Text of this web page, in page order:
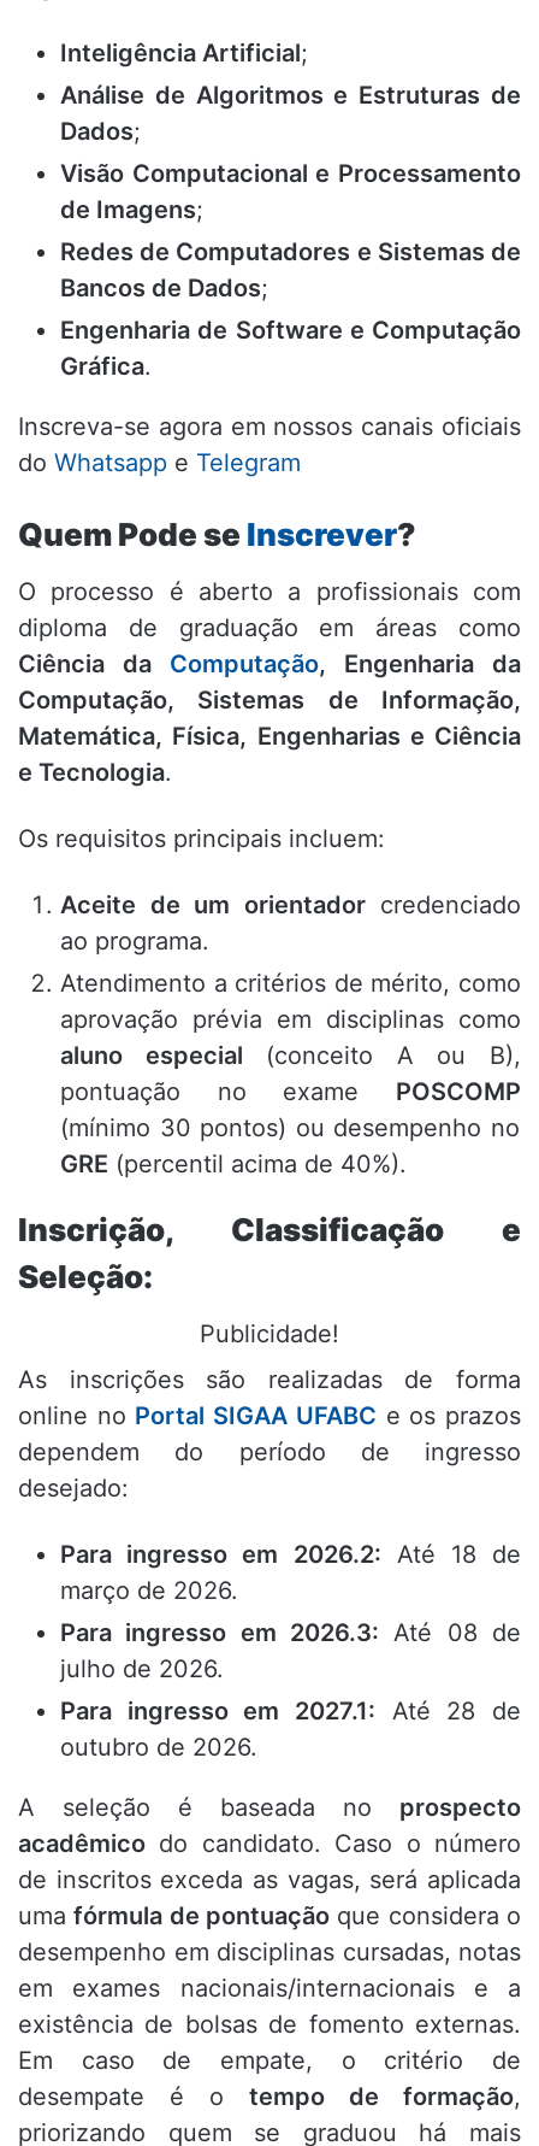
Inteligência Artificial;
Análise de Algoritmos e Estruturas de
Dados;
Visão Computacional e Processamento
de Imagens;
Redes de Computadores e Sistemas de
Bancos de Dados;
Engenharia de Software e Computação
Gráfica.
Inscreva-se agora em nossos canais oficiais
do Whatsapp e Telegram
Quem Pode se Inscrever?
O processo é aberto a profissionais com
diploma de graduação em áreas como
Ciência da Computação, Engenharia da
Computação, Sistemas de Informação,
Matemática, Física, Engenharias e Ciência
e Tecnologia.
Os requisitos principais incluem:
Aceite de um orientadorcredenciado
ao programa.
Atendimento a critérios de mérito, como
aprovação prévia em disciplinas como
aluno especial (conceito A ou B),
pontuação no exame POSCOMP
(mínimo 30 pontos) ou desempenho no
GRE (percentil acima de 40%).
Inscrição, Classificação e
Seleção:
Publicidade!
As inscrições são realizadas de forma
online no Portal SIGAA UFABC e os prazos
dependem do período de ingresso
desejado:
Para ingresso em 2026.2: Até 18 de
março de 2026.
Para ingresso em 2026.3: Até 08 de
julho de 2026.
Para ingresso em 2027.1: Até 28 de
outubro de 2026.
A seleção é baseada no prospecto
acadêmico do candidato. Caso o número
de inscritos exceda as vagas, será aplicada
umafórmula de pontuação que considera o
desempenho em disciplinas cursadas, notas
em exames nacionais/internacionais e a
existência de bolsas de fomento externas.
Em caso de empate, o critério de
desempate é o tempo de formação,
priorizando quem se graduou há mais